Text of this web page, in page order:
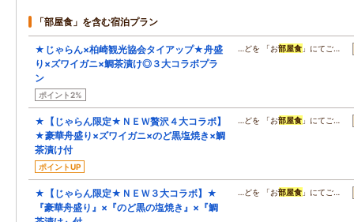
「部屋食」を含む宿泊プラン
★じゃらん×柏崎観光協会タイアップ★舟盛
り×ズワイガニ×鯛茶漬け◎３大コラボプラ
ン
ポイント2%
…どを 「お部屋食 」にてご…
★【じゃらん限定★ＮＥＷ贅沢４大コラボ】
★豪華舟盛り×ズワイガニ×のど黒塩焼き×鯛
茶漬け付
ポイントUP
…どを 「お部屋食 」にてご…
★【じゃらん限定★ＮＥＷ３大コラボ】★
『豪華舟盛り』×『のど黒の塩焼き』×『鯛
…どを 「お部屋食 」にてご…